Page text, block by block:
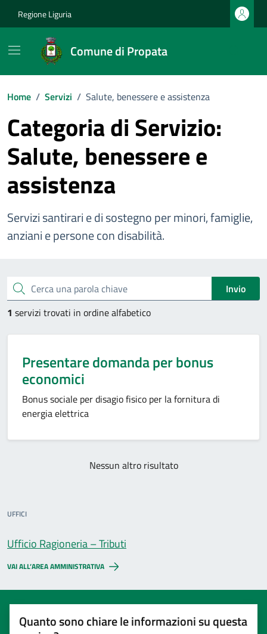
Regione Liguria
Comune di Propata
Home / Servizi / Salute, benessere e assistenza
Categoria di Servizio:
Salute, benessere e
assistenza
Servizi santirari e di sostegno per minori, famiglie,
anziani e persone con disabilità.
Cerca una parola chiave
Invio
1 servizi trovati in ordine alfabetico
Presentare domanda per bonus
economici
Bonus sociale per disagio fisico per la fornitura di
energia elettrica
Nessun altro risultato
UFFICI
Ufficio Ragioneria – Tributi
VAI ALL’AREA AMMINISTRATIVA
Quanto sono chiare le informazioni su questa